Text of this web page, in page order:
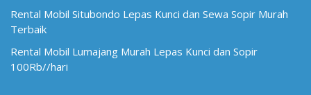
Rental Mobil Situbondo Lepas Kunci dan Sewa Sopir Murah
Terbaik
Rental Mobil Lumajang Murah Lepas Kunci dan Sopir
100Rb//hari